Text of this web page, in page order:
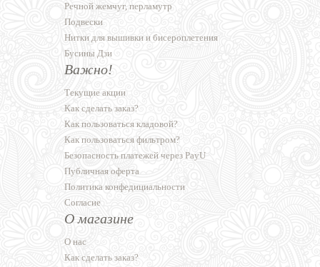
Речной жемчуг, перламутр
Подвески
Нитки для вышивки и бисероплетения
Бусины Дзи
Важно!
Текущие акции
Как сделать заказ?
Как пользоваться кладовой?
Как пользоваться фильтром?
Безопасность платежей через PayU
Публичная оферта
Политика конфедициальности
Согласие
О магазине
О нас
Как сделать заказ?